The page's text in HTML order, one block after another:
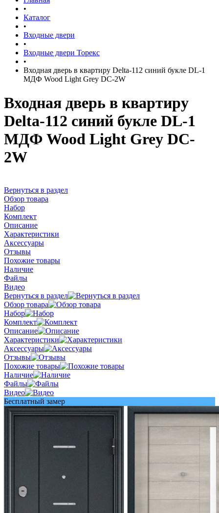
•
Каталог
•
Входные двери
•
Входные двери Торекс
•
Входная дверь в квартиру Delta-112 синий букле DL-1
МДФ Wood Light Grey DC-2W
Входная дверь в квартиру
Delta-112 синий букле DL-1
МДФ Wood Light Grey DC-
2W
Вернуться в раздел
Обзор товара
Набор
Комплект
Описание
Характеристики
Аксессуары
Отзывы
Похожие товары
Наличие
Файлы
Видео
Вернуться в раздел
Обзор товара
Набор
Комплект
Описание
Характеристики
Аксессуары
Отзывы
Похожие товары
Наличие
Файлы
Видео
Бесплатный замер